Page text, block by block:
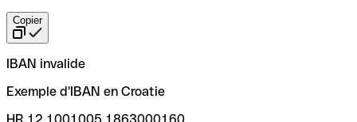
Copier
IBAN invalide
Exemple d'IBAN en Croatie